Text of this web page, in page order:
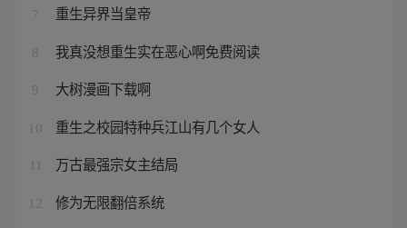
7 重生异界当皇帝
8 我真没想重生实在恶心啊免费阅读
9 大树漫画下载啊
10 重生之校园特种兵江山有几个女人
万古最强宗女主结局
12 修为无限翻倍系统